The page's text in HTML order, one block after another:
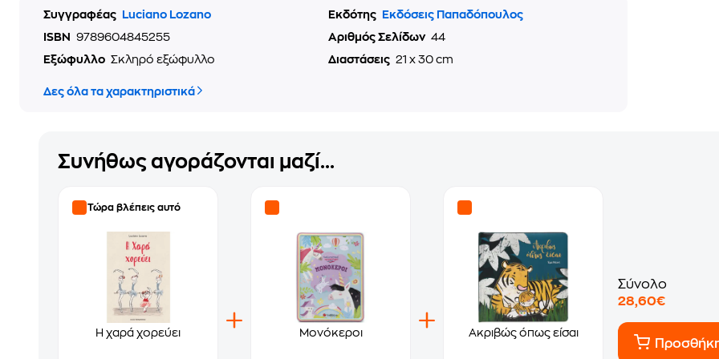
Συγγραφέας Luciano Lozano Εκδότης
Εκδόσεις Παπαδόπουλος
ISBN
9789604845255 Αριθμός Σελίδων 44
Εξώφυλλο Σκληρό εξώφυλλο Διαστάσεις 21 x 30 cm
Δες όλα τα χαρακτηριστικά
Συνήθως αγοράζονται μαζί...
Τώρα βλέπεις αυτό
Η χαρά χορεύει Μονόκεροι Ακριβώς όπως είσαι
Σύνολο
28,60€